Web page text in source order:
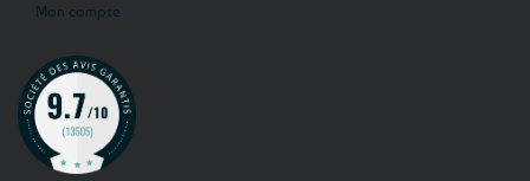
Mon compte